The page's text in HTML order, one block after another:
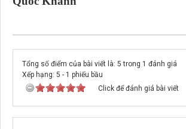
Tổng số điểm của bài viết là: 5 trong 1 đánh giá
Xếp hạng: 5 - 1 phiếu bầu
Click để đánh giá bài viết